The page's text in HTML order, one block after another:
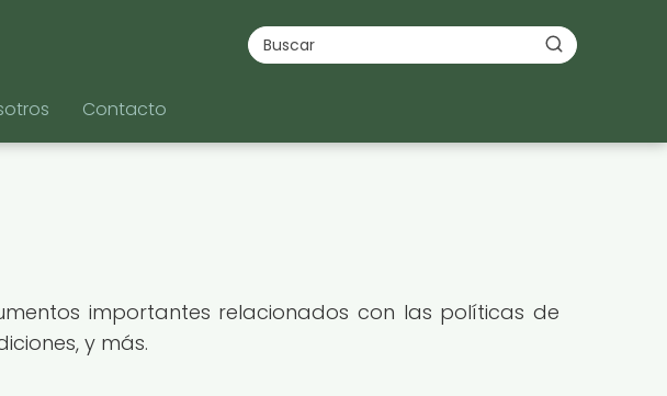
Contacto
importantes relacionados con las políticas de
y más.